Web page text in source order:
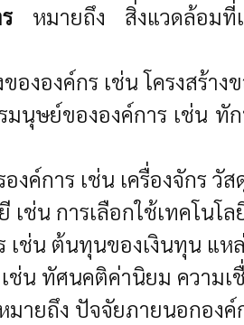
หมายถึง สิ่งแวดล้อมที่เ
ององค์กร เช่น โครงสร้า
นุษย์ขององค์การ เช่น ทั
งค์การ เช่น เครื่องจักร วั
เช่น การเลือกใช้เทคโน
เช่น ต้นทุนของเงินทุน แห
ช่น ทัศนคติค่านิยม ความเ
ายถึง ปัจจัยภายนอกองค์